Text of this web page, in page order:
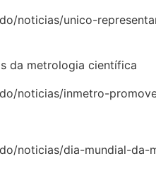
noticias/unico-
da metrologia científica
noticias/inmetro-
noticias/dia-mundial-da-